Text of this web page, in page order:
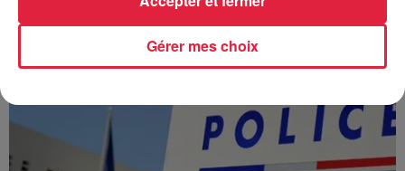
nombreuses interrogations, la municipalité a pris...
Gérer mes choix